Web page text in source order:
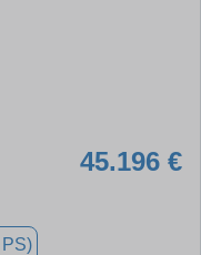
45.196 €